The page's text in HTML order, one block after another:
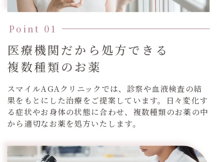
医療機関だから処方できる
複数種類のお薬
スマイルAGAクリニックでは、診察や血液検査の結
果をもとにした治療をご提案しています。日々変化す
る症状やお身体の状態に合わせ、複数種類のお薬の中
から適切なお薬を処方いたします。